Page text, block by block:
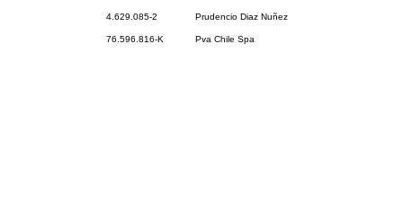
4.629.085-2 Prudencio Diaz Nuñez
76.596.816-K Pva Chile Spa